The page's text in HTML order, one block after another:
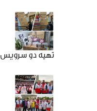
تهیه دو سرویس